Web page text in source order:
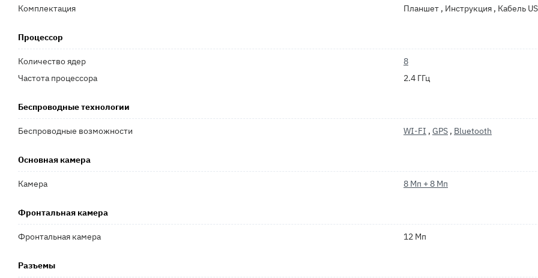
Комплектация
Планшет , Инструкция , Кабель
Процессор
Количество ядер
8
Частота процессора
2.4 ГГц
Беспроводные технологии
Беспроводные возможности WI-FI , GPS , Bluetooth
Основная камера
Камера 8 Мп + 8 Мп
Фронтальная камера
Фронтальная камера 12 Мп
Разъемы